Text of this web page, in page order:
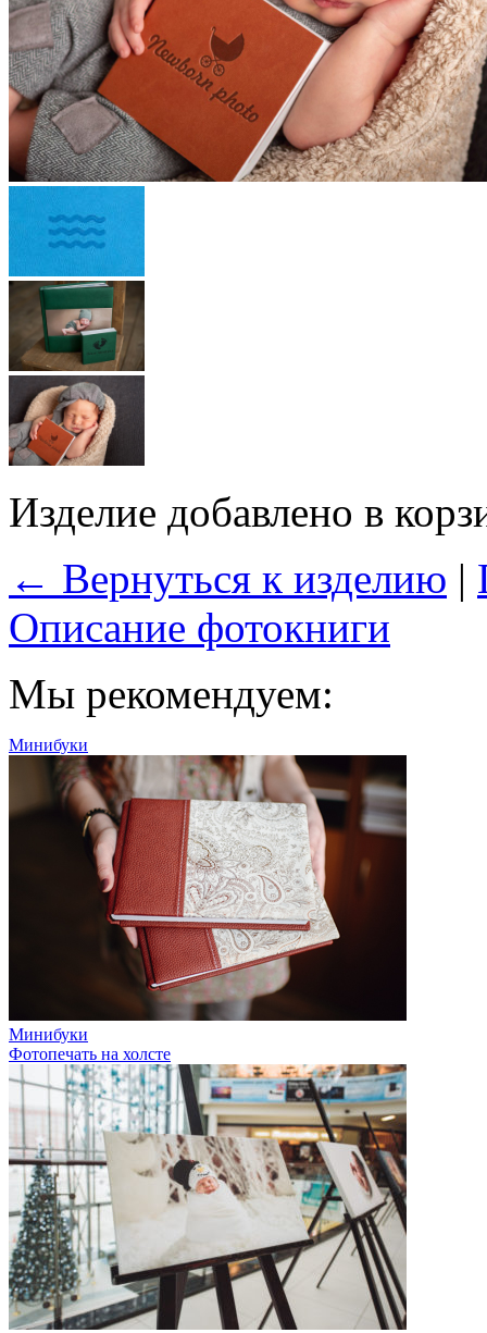
Изделие добавлено в
← Вернуться к изделию |
Описание фотокниги
Мы рекомендуем:
Минибуки
Минибуки
Фотопечать на холсте